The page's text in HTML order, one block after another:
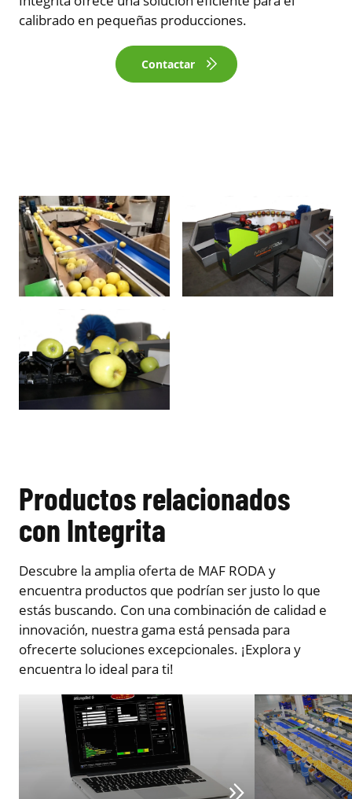
calibrado en pequeñas producciones.
Contactar
Productos relacionados
con Integrita
Descubre la amplia oferta de MAF RODA y
encuentra productos que podrían ser justo lo que
estás buscando. Con una combinación de calidad e
innovación, nuestra gama está pensada para
ofrecerte soluciones excepcionales. ¡Explora y
encuentra lo ideal para ti!